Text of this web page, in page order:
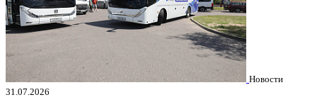
Новости
31.07.2026